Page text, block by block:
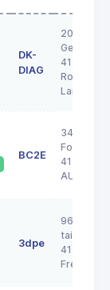
DK-
DIAG
20A rue
George
41200
Lanthenay
BC2E
34 Rue de
Forêt
41240
3dpe
96 rue de
taille
41700
Fresnes